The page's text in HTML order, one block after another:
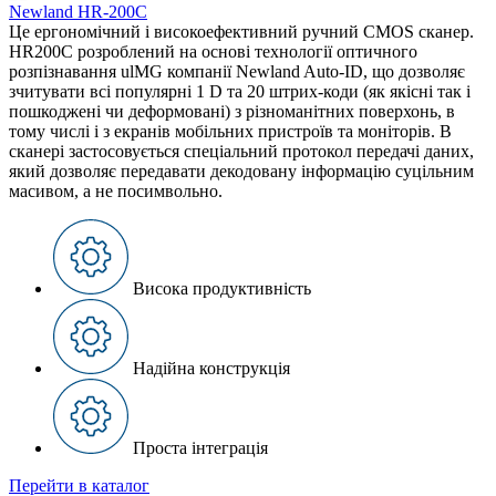
Newland HR-200С
Це ергономічний і високоефективний ручний CMOS сканер.
HR200C розроблений на основі технології оптичного
розпізнавання ulMG компанії Newland Auto-ID, що дозволяє
зчитувати всі популярні 1 D та 20 штрих-коди (як якісні так і
пошкоджені чи деформовані) з різноманітних поверхонь, в
тому числі і з екранів мобільних пристроїв та моніторів. В
сканері застосовується спеціальний протокол передачі даних,
який дозволяє передавати декодовану інформацію суцільним
масивом, а не посимвольно.
Висока продуктивність
Надійна конструкція
Проста інтеграція
Перейти в каталог